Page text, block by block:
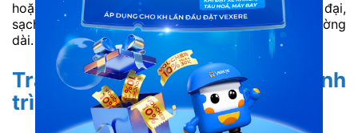
hoặc cần nghỉ ngơi ban đêm. Không gian xe hiện đại,
sạch sẽ, hạn chế mùi và rung lắc khi di chuyển đường
dài.
Trải nghiệm thoải mái trên hành
trình dài Sài Gòn – Bình Định